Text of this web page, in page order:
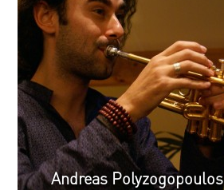
Andreas Polyzogopoulos